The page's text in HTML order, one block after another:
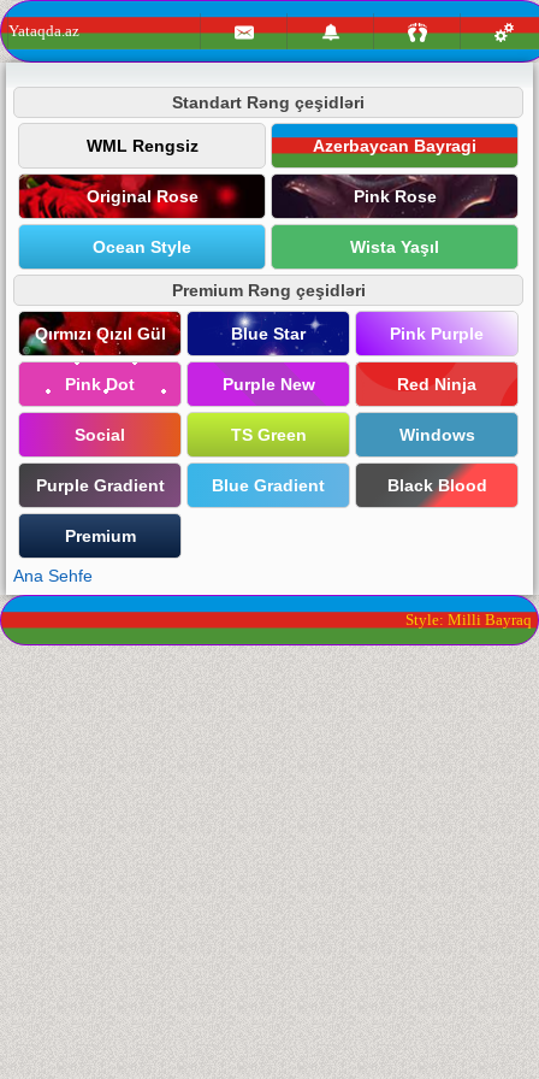
Yataqda.az
Standart Rəng çeşidləri
WML Rengsiz Azerbaycan Bayragi
Original Rose Pink Rose
Ocean Style Wista Yaşıl
Premium Rəng çeşidləri
Qırmızı Qızıl Gül Blue Star Pink Purple
Pink Dot Purple New Red Ninja
Social TS Green Windows
Purple Gradient Blue Gradient Black Blood
Premium
Ana Sehfe
Style: Milli Bayraq